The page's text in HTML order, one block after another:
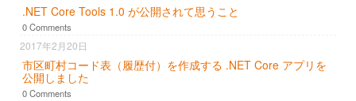
.NET Core Tools 1.0 が公開されて思うこと
0 Comments
2017年2月20日
市区町村コード表（履歴付）を作成する .NET Core アプリを
公開しました
0 Comments